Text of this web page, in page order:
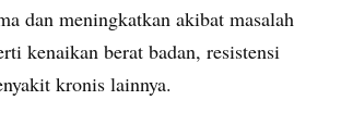
dan meningkatkan akibat masalah
kenaikan berat badan, resistensi
kronis lainnya.